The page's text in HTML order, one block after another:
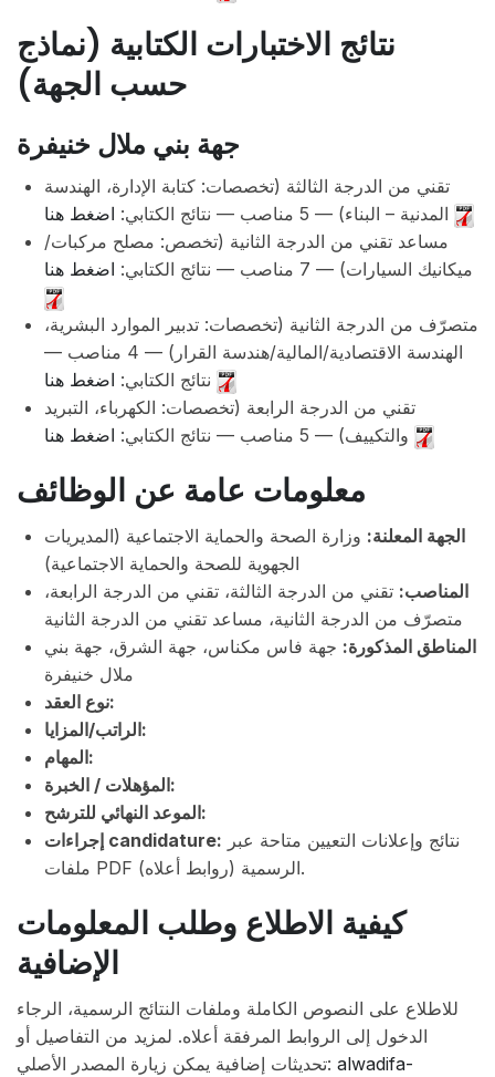
نتائج الاختبارات الكتابية (نماذج
حسب الجهة)
جهة بني ملال خنيفرة
تقني من الدرجة الثالثة (تخصصات: كتابة الإدارة، الهندسة
المدنية – البناء) — 5 مناصب — نتائج الكتابي:
اضغط هنا
مساعد تقني من الدرجة الثانية (تخصص: مصلح مركبات/
ميكانيك السيارات) — 7 مناصب — نتائج الكتابي:
اضغط هنا
متصرّف من الدرجة الثانية (تخصصات: تدبير الموارد البشرية،
الهندسة الاقتصادية/المالية/هندسة القرار) — 4 مناصب —
نتائج الكتابي: اضغط هنا
تقني من الدرجة الرابعة (تخصصات: الكهرباء، التبريد
والتكييف) — 5 مناصب — نتائج الكتابي:
اضغط هنا
معلومات عامة عن الوظائف
الجهة المعلنة: وزارة الصحة والحماية الاجتماعية (المديريات
الجهوية للصحة والحماية الاجتماعية)
المناصب: تقني من الدرجة الثالثة، تقني من الدرجة الرابعة،
متصرّف من الدرجة الثانية، مساعد تقني من الدرجة الثانية
المناطق المذكورة: جهة فاس مكناس، جهة الشرق، جهة بني
ملال خنيفرة
نوع العقد:
الراتب/المزايا:
المهام:
المؤهلات / الخبرة:
الموعد النهائي للترشح:
إجراءات candidature:
ملفات PDF الرسمية (روابط أعلاه).
كيفية الاطلاع وطلب المعلومات
الإضافية
للاطلاع على النصوص الكاملة وملفات النتائج الرسمية، الرجاء
الدخول إلى الروابط المرفقة أعلاه. لمزيد من التفاصيل أو
تحديثات إضافية يمكن زيارة المصدر الأصلي: alwadifa-